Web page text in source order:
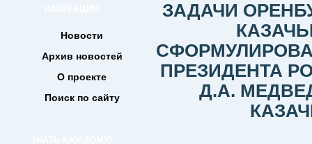
Новости
Архив новостей
О проекте
Поиск по сайту
ЗАДАЧИ
ПРЕЗИДЕНТА
Д.А.